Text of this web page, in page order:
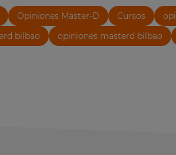
Opiniones Master-D Cursos
bilbao opiniones masterd bilbao